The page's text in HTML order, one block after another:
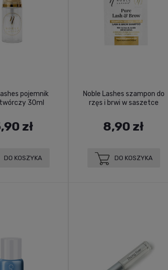
pojemnik
30ml
zł
DO KOSZYKA
Noble Lashes szampon do
rzęs i brwi w saszetce
8,90 zł
DO KOSZYKA